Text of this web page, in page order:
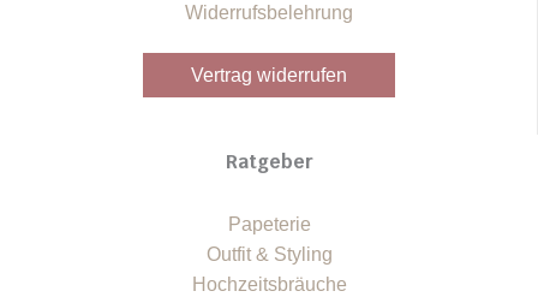
Widerrufsbelehrung
Vertrag widerrufen
Ratgeber
Papeterie
Outfit & Styling
Hochzeitsbräuche